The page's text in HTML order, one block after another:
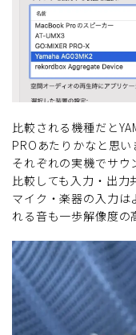
比較される機種だと
PROあたりかなと思い
それぞれの実機でサウ
比較しても入力・出力
マイク・楽器の入力は
れる音も一歩解像度の